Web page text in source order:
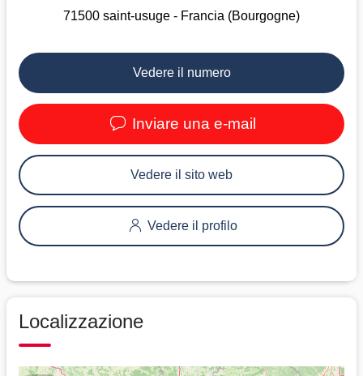
71500 saint-usuge - Francia (Bourgogne)
Vedere il numero
Inviare una e-mail
Vedere il sito web
Vedere il profilo
Localizzazione